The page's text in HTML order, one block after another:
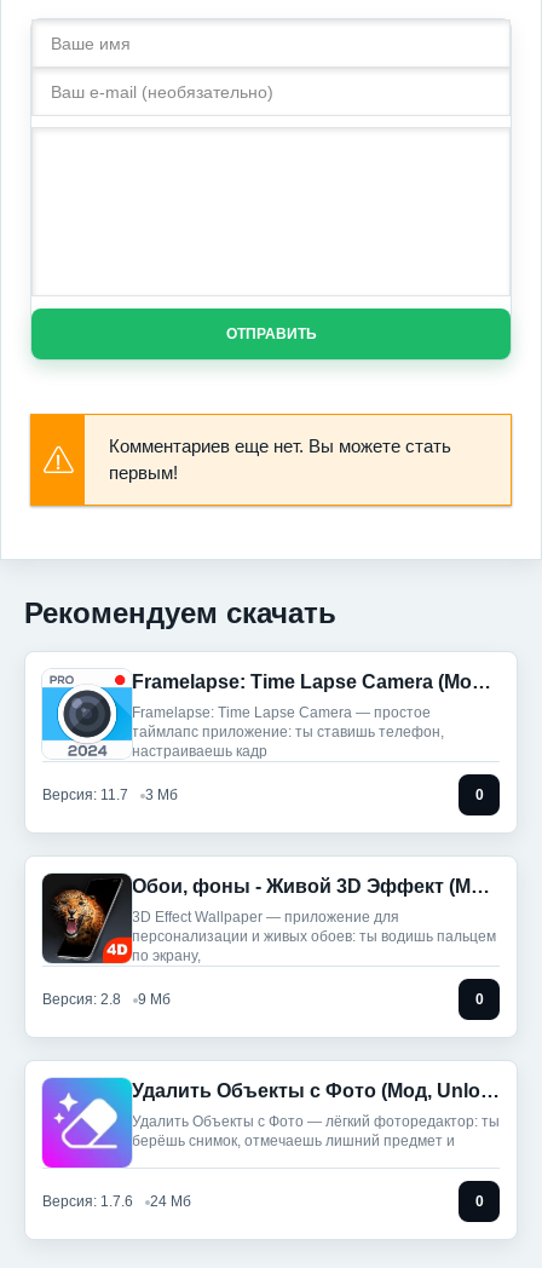
ОТПРАВИТЬ
Комментариев еще нет. Вы можете стать
первым!
Рекомендуем скачать
Framelapse: Time Lapse Camera (Мод, Unlocked)
Framelapse: Time Lapse Camera — простое
таймлапс приложение: ты ставишь телефон,
настраиваешь кадр
Версия: 11.7 3 Мб 0
Обои, фоны - Живой 3D Эффект (Мод, Unlocked)
3D Effect Wallpaper — приложение для
персонализации и живых обоев: ты водишь пальцем
по экрану,
Версия: 2.8 9 Мб 0
Удалить Объекты с Фото (Мод, Unlocked)
Удалить Объекты с Фото — лёгкий фоторедактор: ты
берёшь снимок, отмечаешь лишний предмет и
Версия: 1.7.6 24 Мб 0